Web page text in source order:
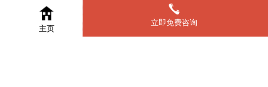
主页
立即免费咨询